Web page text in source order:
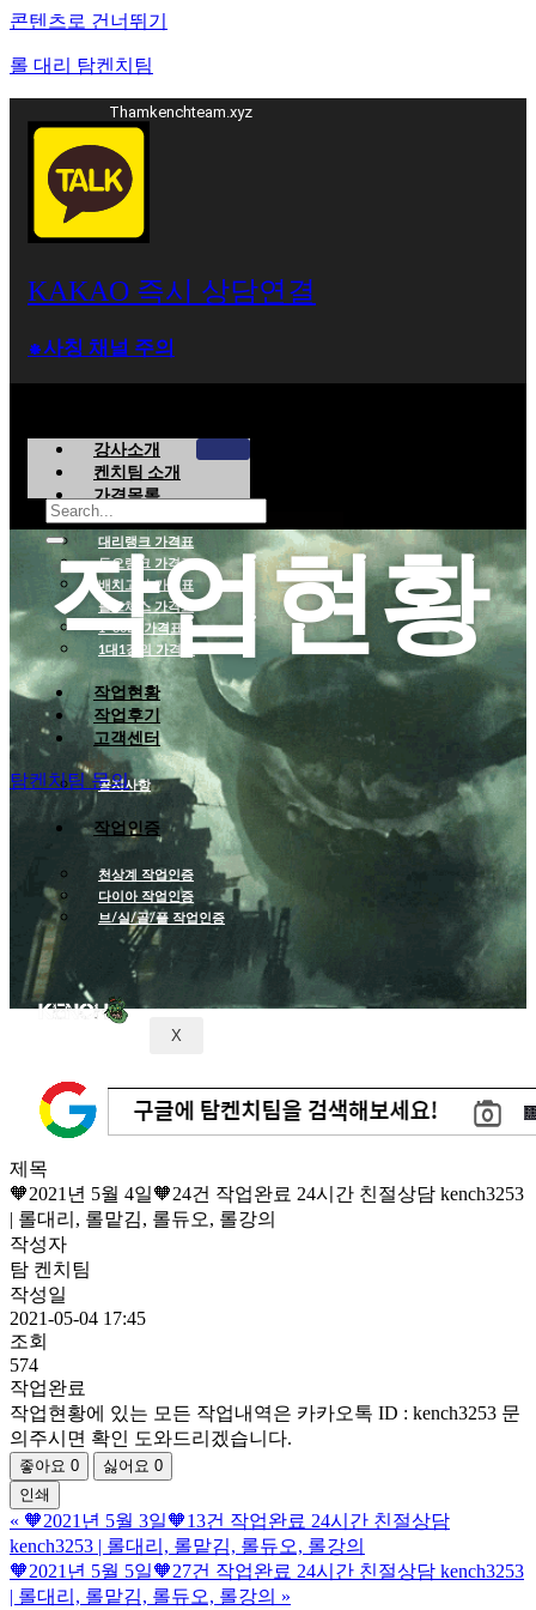
콘텐츠로 건너뛰기
롤 대리 탐켄치팀
Thamkenchteam.xyz
KAKAO 즉시 상담연결
⁕사칭 채널 주의
강사소개
켄치팀 소개
가격목록
대리랭크 가격표
듀오랭크 가격표
배치고사 가격표
롤토체스 가격표
1~30Lv 가격표
1대1강의 가격표
작업현황
작업후기
고객센터
공지사항
작업인증
천상계 작업인증
다이아 작업인증
브/실/골/플 작업인증
X
작업현황
탐켄치팀 문의
롤대리 전문 업체탐켄치팀은 다양한 서비스를 제공하고있습니다 탐켄치팀은 롤대리 롤강의 롤배치를 전문적
으로 육성 작업하여 더나은서비르 고객에게 서비스를 제공합니다 롤대리는 리그오브레전드 게임속 안에 게임
제목
🧡2021년 5월 4일🧡24건 작업완료 24시간 친절상담 kench3253
| 롤대리, 롤맡김, 롤듀오, 롤강의
작성자
탐 켄치팀
작성일
2021-05-04 17:45
조회
574
작업완료
작업현황에 있는 모든 작업내역은 카카오톡 ID : kench3253 문
의주시면 확인 도와드리겠습니다.
좋아요 0 싫어요 0
인쇄
« 🧡2021년 5월 3일🧡13건 작업완료 24시간 친절상담
kench3253 | 롤대리, 롤맡김, 롤듀오, 롤강의
🧡2021년 5월 5일🧡27건 작업완료 24시간 친절상담 kench3253
| 롤대리, 롤맡김, 롤듀오, 롤강의 »